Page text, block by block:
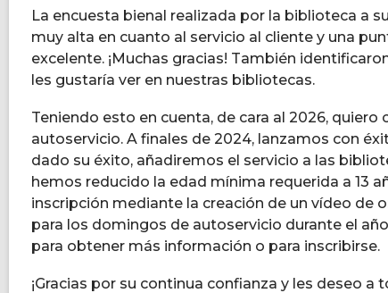
La encuesta bienal realizada por la biblioteca a
muy alta en cuanto al servicio al cliente y una
excelente. ¡Muchas gracias! También
les gustaría ver en nuestras bibliotecas.
Teniendo esto en cuenta, de cara al 2026,
autoservicio. A finales de 2024, lanzamos con
dado su éxito, añadiremos el servicio a las
hemos reducido la edad mínima requerida a 13
inscripción mediante la creación de un vídeo de
para los domingos de autoservicio durante el
para obtener más información o para inscribirse.
¡Gracias por su continua confianza y les deseo